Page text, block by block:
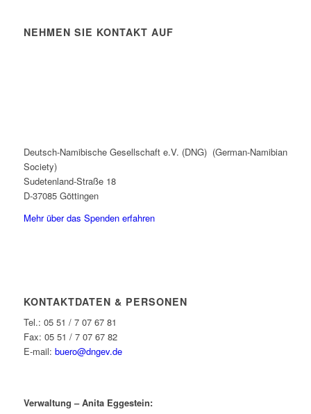
NEHMEN SIE KONTAKT AUF
Deutsch-Namibische Gesellschaft e.V. (DNG) (German-Namibian
Society)
Sudetenland-Straße 18
D-37085 Göttingen
Mehr über das Spenden erfahren
KONTAKTDATEN & PERSONEN
Tel.: 05 51 / 7 07 67 81
Fax: 05 51 / 7 07 67 82
E-mail: buero@dngev.de
Verwaltung – Anita Eggestein: